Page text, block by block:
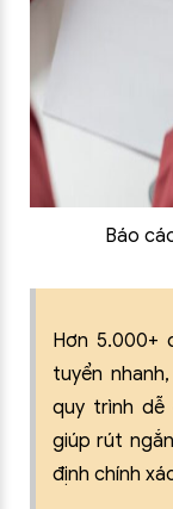
Báo
Hơn 5.000+
tuyển
quy trình dễ
giúp rút
định chính